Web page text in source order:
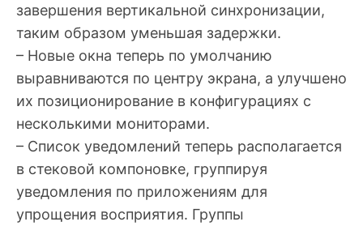
завершения вертикальной синхронизации,
таким образом уменьшая задержки.
– Новые окна теперь по умолчанию
выравниваются по центру экрана, а улучшено
их позиционирование в конфигурациях с
несколькими мониторами.
– Список уведомлений теперь располагается
в стековой компоновке, группируя
уведомления по приложениям для
упрощения восприятия. Группы